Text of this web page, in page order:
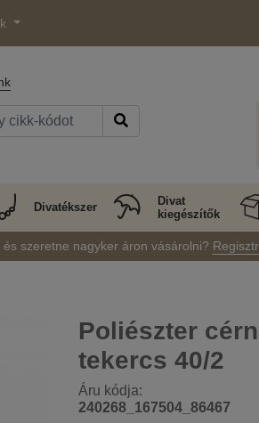
Divatékszer
Divat
kiegészítők
szeretne nagyker áron vásárolni?
Poliészter
tekercs 40/2
Áru kódja:
240268_167504_86467